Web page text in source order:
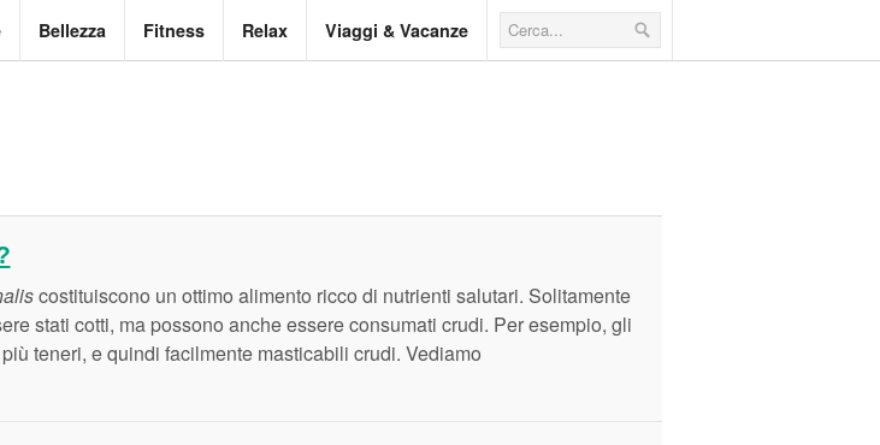
Bellezza Fitness Relax Viaggi & Vacanze
costituiscono un ottimo alimento ricco di nutrienti salutari. Solitamente
stati cotti, ma possono anche essere consumati crudi. Per esempio, gli
teneri, e quindi facilmente masticabili crudi. Vediamo